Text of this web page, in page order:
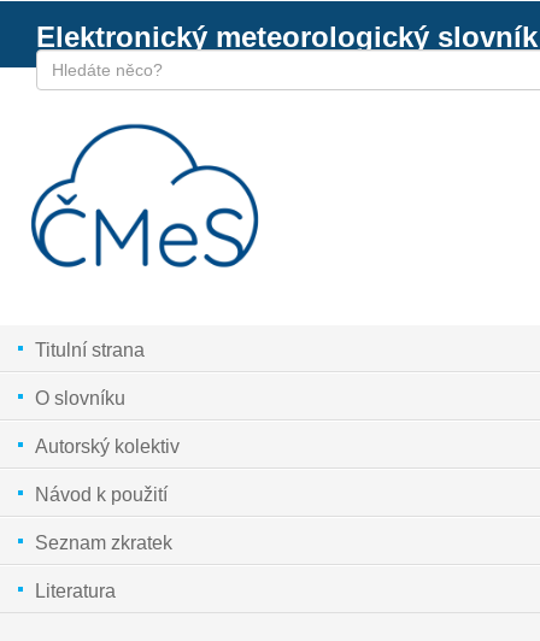
Elektronický meteorologický slovník
Titulní strana
O slovníku
Autorský kolektiv
Návod k použití
Seznam zkratek
Literatura